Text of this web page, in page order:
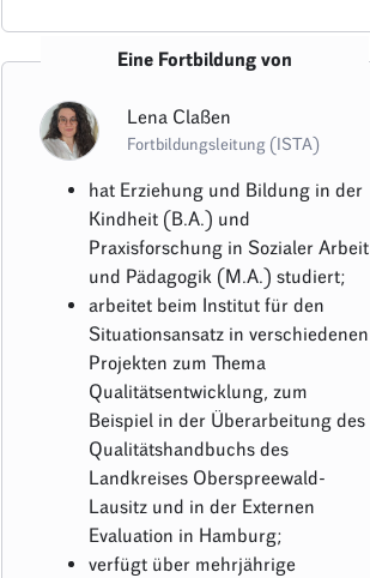
Eine Fortbildung von
Lena Claßen
Fortbildungsleitung (ISTA)
hat Erziehung und Bildung in der
Kindheit (B.A.) und
Praxisforschung in Sozialer Arbeit
und Pädagogik (M.A.) studiert;
arbeitet beim Institut für den
Situationsansatz in verschiedenen
Projekten zum Thema
Qualitätsentwicklung, zum
Beispiel in der Überarbeitung des
Qualitätshandbuchs des
Landkreises Oberspreewald-
Lausitz und in der Externen
Evaluation in Hamburg;
verfügt über mehrjährige